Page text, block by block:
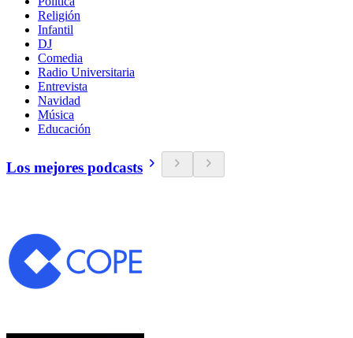
Religión
Infantil
DJ
Comedia
Radio Universitaria
Entrevista
Navidad
Música
Educación
Los mejores podcasts